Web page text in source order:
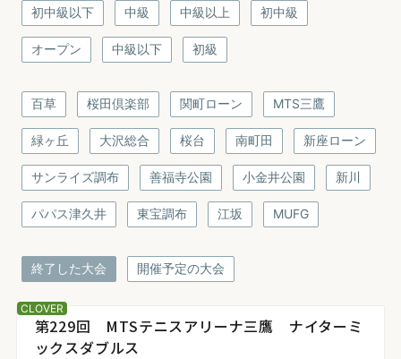
初中級以下 中級 中級以上 初中級
オープン 中級以下 初級
百草 桜田倶楽部 関町ローン MTS三鷹
緑ヶ丘 大沢総合 桜台 南町田 新座ローン
サンライズ調布 善福寺公園 小金井公園 新川
パパス津久井 東宝調布 江坂 MUFG
終了した大会 開催予定の大会
第229回 MTSテニスアリーナ三鷹 ナイターミ
ックスダブルス
CLOVER